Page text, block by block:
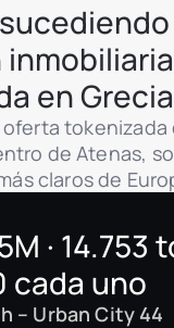
en
oferta tokenizada
de Atenas,
claros de
· 14.753
cada uno
– Urban City 44